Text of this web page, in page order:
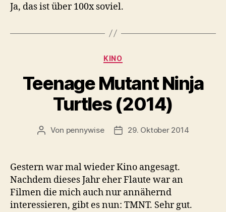
Ja, das ist über 100x soviel.
Kategorien
KINO
Teenage Mutant Ninja
Turtles (2014)
Beitragsautor
Von pennywise Veröffentlichungsdatum
29. Oktober 2014
Gestern war mal wieder Kino angesagt.
Nachdem dieses Jahr eher Flaute war an
Filmen die mich auch nur annähernd
interessieren, gibt es nun: TMNT. Sehr gut.